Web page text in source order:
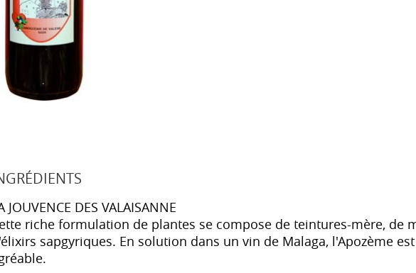
JOUVENCE DES VALAISANNE
riche formulation de plantes se compose de teintures-mère, de
sapgyriques. En solution dans un vin de Malaga, l'Apozème